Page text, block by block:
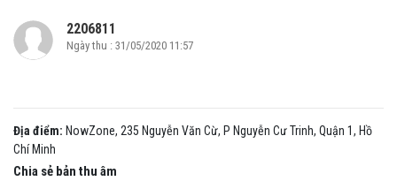
2206811
Ngày thu : 31/05/2020 11:57
Địa điểm: NowZone, 235 Nguyễn Văn Cừ, P Nguyễn Cư Trinh, Quận 1, Hồ
Chí Minh
Chia sẻ bản thu âm